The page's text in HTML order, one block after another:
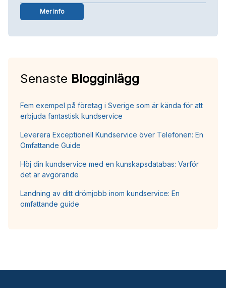
Mer info
Senaste Blogginlägg
Fem exempel på företag i Sverige som är kända för att
erbjuda fantastisk kundservice
Leverera Exceptionell Kundservice över Telefonen: En
Omfattande Guide
Höj din kundservice med en kunskapsdatabas: Varför
det är avgörande
Landning av ditt drömjobb inom kundservice: En
omfattande guide